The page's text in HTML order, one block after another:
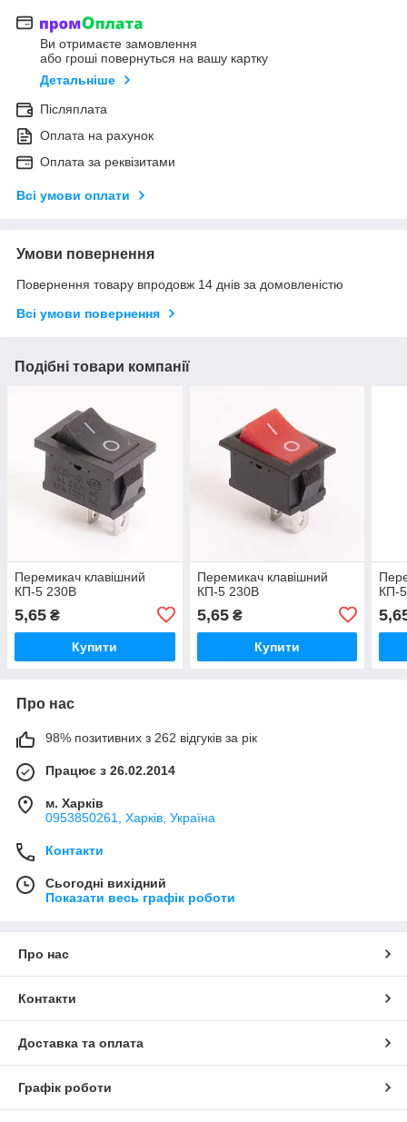
Ви отримаєте замовлення
або гроші повернуться на вашу картку
Детальніше
Післяплата
Оплата на рахунок
Оплата за реквізитами
Всі умови оплати
Умови повернення
Повернення товару впродовж 14 днів за домовленістю
Всі умови повернення
Подібні товари компанії
Перемикач клавішний
КП-5 230В
5,65 ₴
Купити
Перемикач клавішний
КП-5 230В
5,65₴
Купити
КП-
Про нас
98% позитивних з 262 відгуків за рік
Працює з 26.02.2014
м. Харків
0953850261, Харків, Україна
Контакти
Сьогодні вихідний
Показати весь графік роботи
Про нас
Контакти
Доставка та оплата
Графік роботи